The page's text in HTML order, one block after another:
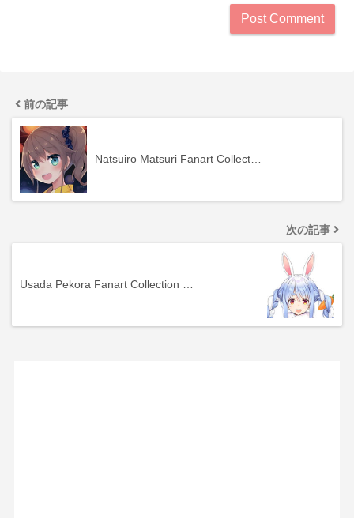
前の記事
Natsuiro Matsuri Fanart Collect…
次の記事
Usada Pekora Fanart Collection …